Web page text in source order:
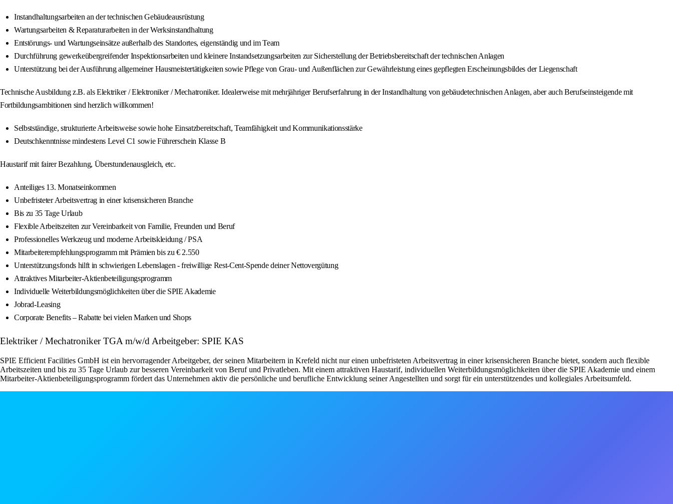
Instandhaltungsarbeiten an der technischen Gebäudeausrüstung
Wartungsarbeiten & Reparaturarbeiten in der Werksinstandhaltung
Entstörungs- und Wartungseinsätze außerhalb des Standortes, eigenständig und im Team
Durchführung gewerkeübergreifender Inspektionsarbeiten und kleinere Instandsetzungsarbeiten zur Sicherstellung der Betriebsbereitschaft der technischen Anlagen
Unterstützung bei der Ausführung allgemeiner Hausmeistertätigkeiten sowie Pflege von Grau- und Außenflächen zur Gewährleistung eines gepflegten Erscheinungsbildes der Liegenschaft
Technische Ausbildung z.B. als Elektriker / Elektroniker / Mechatroniker. Idealerweise mit mehrjähriger Berufserfahrung in der Instandhaltung von gebäudetechnischen Anlagen, aber auch Berufseinsteigende mit
Fortbildungsambitionen sind herzlich willkommen!
Selbstständige, strukturierte Arbeitsweise sowie hohe Einsatzbereitschaft, Teamfähigkeit und Kommunikationsstärke
Deutschkenntnisse mindestens Level C1 sowie Führerschein Klasse B
Haustarif mit fairer Bezahlung, Überstundenausgleich, etc.
Anteiliges 13. Monatseinkommen
Unbefristeter Arbeitsvertrag in einer krisensicheren Branche
Bis zu 35 Tage Urlaub
Flexible Arbeitszeiten zur Vereinbarkeit von Familie, Freunden und Beruf
Professionelles Werkzeug und moderne Arbeitskleidung / PSA
Mitarbeiterempfehlungsprogramm mit Prämien bis zu € 2.550
Unterstützungsfonds hilft in schwierigen Lebenslagen - freiwillige Rest-Cent-Spende deiner Nettovergütung
Attraktives Mitarbeiter-Aktienbeteiligungsprogramm
Individuelle Weiterbildungsmöglichkeiten über die SPIE Akademie
Jobrad-Leasing
Corporate Benefits – Rabatte bei vielen Marken und Shops
Elektriker / Mechatroniker TGA m/w/d Arbeitgeber: SPIE KAS
SPIE Efficient Facilities GmbH ist ein hervorragender Arbeitgeber, der seinen Mitarbeitern in Krefeld nicht nur einen unbefristeten Arbeitsvertrag in einer krisensicheren Branche bietet, sondern auch flexible
Arbeitszeiten und bis zu 35 Tage Urlaub zur besseren Vereinbarkeit von Beruf und Privatleben. Mit einem attraktiven Haustarif, individuellen Weiterbildungsmöglichkeiten über die SPIE Akademie und einem
Mitarbeiter-Aktienbeteiligungsprogramm fördert das Unternehmen aktiv die persönliche und berufliche Entwicklung seiner Angestellten und sorgt für ein unterstützendes und kollegiales Arbeitsumfeld.